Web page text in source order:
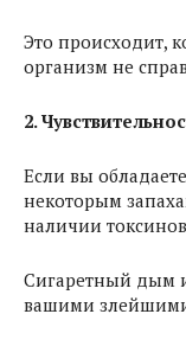
Это происходит,
организм не
2.
Если вы
некоторым
наличии
Сигаретный дым
вашими